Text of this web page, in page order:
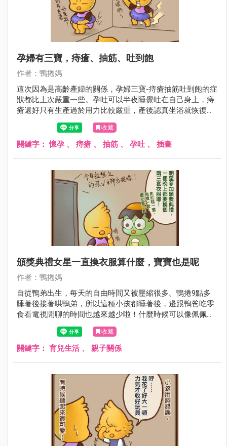
孕婦有三寶，痔瘡、抽筋、吐到飽
作者：鴨捲媽
這次因為是高齡產婦的關係，孕婦三寶-痔瘡抽筋吐到飽的症
狀都比上次嚴重一些。孕吐可以半夜睡覺吐在自己身上，痔
瘡還好只有生產過於用力比較嚴重，產後認真坐浴就恢復
了。抽筋、恥骨痛反而是這次後期最嚴重的症狀，走路都變
得跟個活屍差不多....還好生產完抽筋就神奇地消失了，真是
一點都不令人懷念的孕婦三寶～
收藏
關鍵字：懷孕 、 痔瘡 、 抽筋 、 孕吐 、 插畫
頒獎典禮女星一直換衣服算什麼，寶寶也是呢
作者：鴨捲媽
自從鴨弟出生，每天的自由時間又被壓縮很多。鴨捲9點多
睡著後接著哄鴨弟，所以這種小孩都睡著後，邊跟鴨爸吃零
食看電視閒聊的時間也越來越少啦！什麼時候可以像佩佩豬
一樣，把他們兩個丟到房間，就能兩隻一起睡著啊....(最好大
的還會講故事哄小的)
收藏
關鍵字： 育兒生活、 親子關係